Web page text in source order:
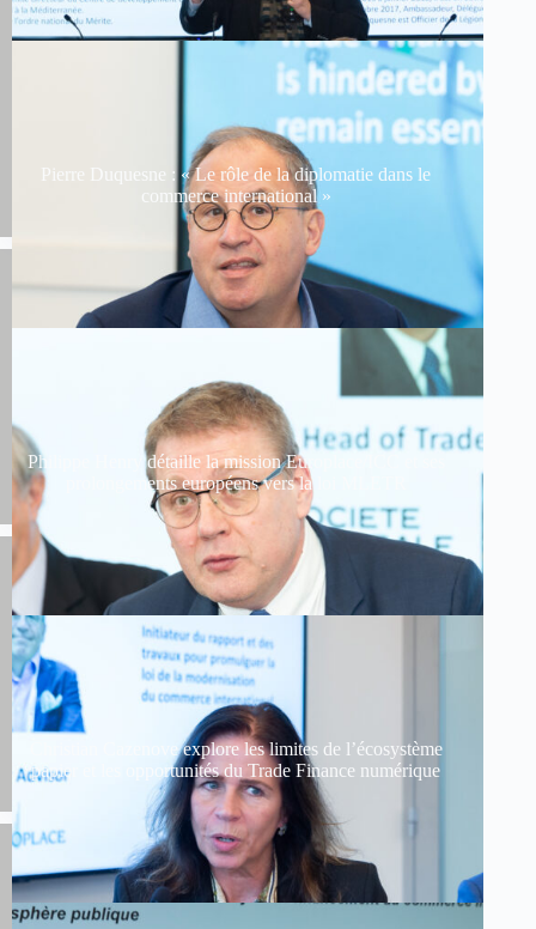
Pierre Duquesne : « Le rôle de la diplomatie dans le
commerce international »
Philippe Henry détaille la mission Europlace/ICC et ses
prolongements européens vers la loi MLETR
Christian Cazenove explore les limites de l’écosystème
papier et les opportunités du Trade Finance numérique